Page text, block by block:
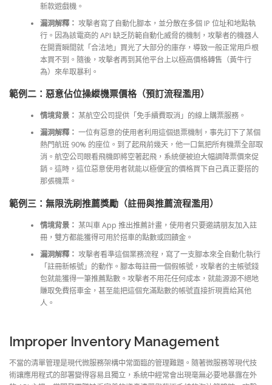
新款遊戲機。
漏洞解釋： 攻擊者寫了自動化腳本，並分散在多個 IP 位址和地點執
行。因為該電商的 API 缺乏防範自動化威脅的機制，攻擊者的機器人
在開賣瞬間就「合法地」買光了大部分的庫存，導致一般正常用戶根
本買不到。隨後，攻擊者再到其他平台上以極高價格轉售（黃牛行
為）來牟取暴利。
範例二：惡意佔位操縱機票價格（預訂流程濫用）
情境背景： 某航空公司提供「免手續費取消」的線上購票服務。
漏洞解釋： 一位有惡意的使用者利用這個退票機制，事先訂下了某個
熱門航班 90% 的座位。到了起飛前幾天，他一口氣把所有機票全部取
消。航空公司眼看飛機即將空著起飛，系統便被迫大幅調降票價來促
銷。這時，這位惡意使用者就能以極便宜的價格買下自己真正要搭的
那張機票。
範例三：無限洗刷推薦獎勵（註冊與推薦流程濫用）
情境背景： 某叫車 App 推出推薦計畫，使用者只要邀請朋友加入註
冊，雙方都能獲得可用於搭車的點數或回饋金。
漏洞解釋： 攻擊者看準這個業務流程，寫了一支腳本來全自動化執行
「註冊新帳號」的動作。腳本每註冊一個假帳號，攻擊者的主帳號錢
包就能獲得一筆推薦點數。攻擊者不用花任何成本，就能源源不絕地
賺取免費搭車金，甚至能把這個充滿點數的帳號直接折現賣給其他
人。
Improper Inventory Management
不當的清單管理是現代微服務架構中常面臨的管理難題。隨著微服務等現代技
術讓應用程式的部署變得容易且獨立，系統中經常會出現毫無必要地暴露在外